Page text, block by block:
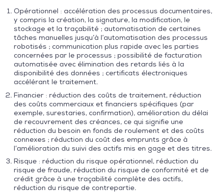
Opérationnel : accélération des processus documentaires,
y compris la création, la signature, la modification, le
stockage et la traçabilité ; automatisation de certaines
tâches manuelles jusqu’à l’automatisation des processus
robotisés ; communication plus rapide avec les parties
concernées par le processus ; possibilité de facturation
automatisée avec élimination des retards liés à la
disponibilité des données ; certificats électroniques
accélérant le traitement.
Financier : réduction des coûts de traitement, réduction
des coûts commerciaux et financiers spécifiques (par
exemple, surestaries, confirmation), amélioration du délai
de recouvrement des créances, ce qui signifie une
réduction du besoin en fonds de roulement et des coûts
connexes ; réduction du coût des emprunts grâce à
l’amélioration du suivi des actifs mis en gage et des titres.
Risque : réduction du risque opérationnel, réduction du
risque de fraude, réduction du risque de conformité et de
crédit grâce à une traçabilité complète des actifs,
réduction du risque de contrepartie.